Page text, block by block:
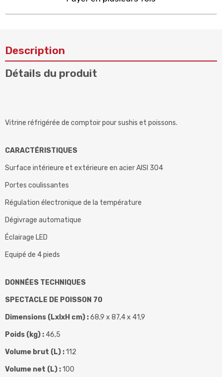
Description
Détails du produit
Vitrine réfrigérée de comptoir pour sushis et poissons.
CARACTÉRISTIQUES
Surface intérieure et extérieure en acier AISI 304
Portes coulissantes
Régulation électronique de la température
Dégivrage automatique
Éclairage LED
Equipé de 4 pieds
DONNÉES TECHNIQUES
SPECTACLE DE POISSON 70
Dimensions (LxlxH cm) :68,9 x 87,4 x 41,9
Poids (kg) : 46,5
Volume brut (L) :112
Volume net (L) :100